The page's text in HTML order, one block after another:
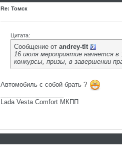
Re: Томск
Цитата:
Сообщение от andrey-tlt
16 июля мероприятие начнется в
конкурсы, призы, в завершении
Автомобиль с собой брать ?
Lada Vesta Comfort МКПП